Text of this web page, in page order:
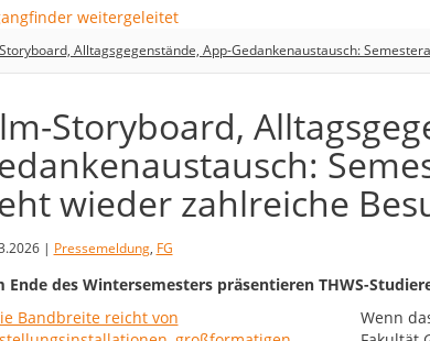
Alltagsgegenstände, App-Gedankenaustausch:
Storyboard,
wieder zahlreiche
| Pressemeldung, FG
Ende des Wintersemesters präsentieren THWS-
Wenn